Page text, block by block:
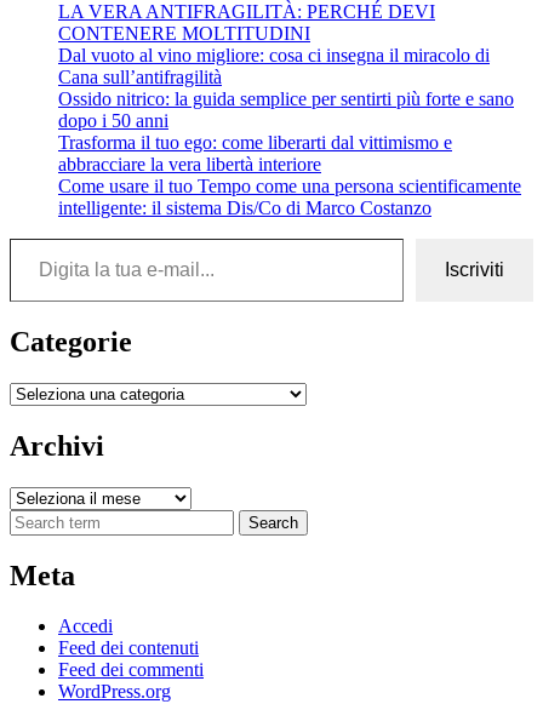
LA VERA ANTIFRAGILITÀ: PERCHÉ DEVI
CONTENERE MOLTITUDINI
Dal vuoto al vino migliore: cosa ci insegna il miracolo di
Cana sull’antifragilità
Ossido nitrico: la guida semplice per sentirti più forte e sano
dopo i 50 anni
Trasforma il tuo ego: come liberarti dal vittimismo e
abbracciare la vera libertà interiore
Come usare il tuo Tempo come una persona scientificamente
intelligente: il sistema Dis/Co di Marco Costanzo
Digita la tua e-mail...
Iscriviti
Categorie
Categorie
Archivi
Archivi
Search
Meta
Accedi
Feed dei contenuti
Feed dei commenti
WordPress.org